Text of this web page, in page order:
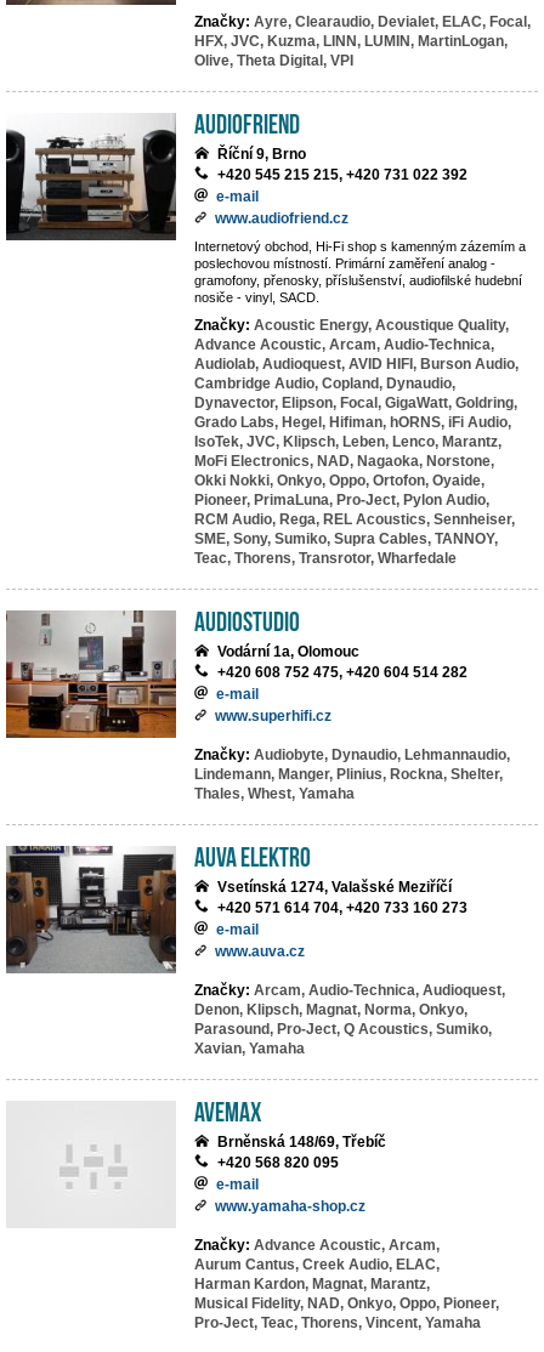
Značky: Ayre, Clearaudio, Devialet, ELAC, Focal,
HFX, JVC, Kuzma, LINN, LUMIN, MartinLogan,
Olive, Theta Digital, VPI
Audiofriend
Říční 9, Brno
+420 545 215 215, +420 731 022 392
e-mail
www.audiofriend.cz
Internetový obchod, Hi-Fi shop s kamenným zázemím a
poslechovou místností. Primární zaměření analog -
gramofony, přenosky, příslušenství, audiofilské hudební
nosiče - vinyl, SACD.
Značky: Acoustic Energy, Acoustique Quality,
Advance Acoustic, Arcam, Audio-Technica,
Audiolab, Audioquest, AVID HIFI, Burson Audio,
Cambridge Audio, Copland, Dynaudio,
Dynavector, Elipson, Focal, GigaWatt, Goldring,
Grado Labs, Hegel, Hifiman, hORNS, iFi Audio,
IsoTek, JVC, Klipsch, Leben, Lenco, Marantz,
MoFi Electronics, NAD, Nagaoka, Norstone,
Okki Nokki, Onkyo, Oppo, Ortofon, Oyaide,
Pioneer, PrimaLuna, Pro-Ject, Pylon Audio,
RCM Audio, Rega, REL Acoustics, Sennheiser,
SME, Sony, Sumiko, Supra Cables, TANNOY,
Teac, Thorens, Transrotor, Wharfedale
AudioStudio
Vodární 1a, Olomouc
+420 608 752 475, +420 604 514 282
e-mail
www.superhifi.cz
Značky: Audiobyte, Dynaudio, Lehmannaudio,
Lindemann, Manger, Plinius, Rockna, Shelter,
Thales, Whest, Yamaha
AuVa elektro
Vsetínská 1274, Valašské Meziříčí
+420 571 614 704, +420 733 160 273
e-mail
www.auva.cz
Značky: Arcam, Audio-Technica, Audioquest,
Denon, Klipsch, Magnat, Norma, Onkyo,
Parasound, Pro-Ject, Q Acoustics, Sumiko,
Xavian, Yamaha
AVEMAX
Brněnská 148/69, Třebíč
+420 568 820 095
e-mail
www.yamaha-shop.cz
Značky: Advance Acoustic, Arcam,
Aurum Cantus, Creek Audio, ELAC,
Harman Kardon, Magnat, Marantz,
Musical Fidelity, NAD, Onkyo, Oppo, Pioneer,
Pro-Ject, Teac, Thorens, Vincent, Yamaha